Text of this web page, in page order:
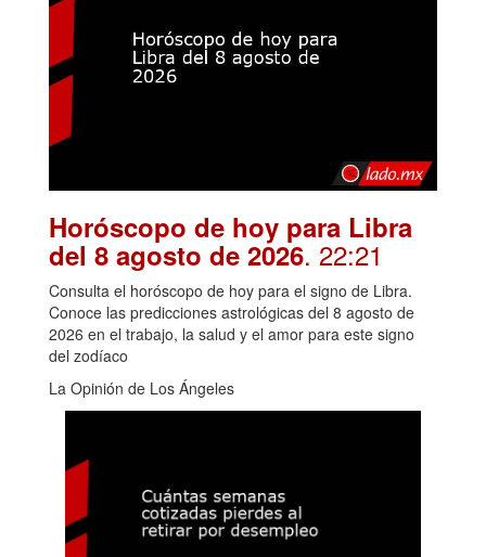
Horóscopo de hoy para Libra
del 8 agosto de 2026. 22:21
Consulta el horóscopo de hoy para el signo de Libra.
Conoce las predicciones astrológicas del 8 agosto de
2026 en el trabajo, la salud y el amor para este signo
del zodíaco
La Opinión de Los Ángeles